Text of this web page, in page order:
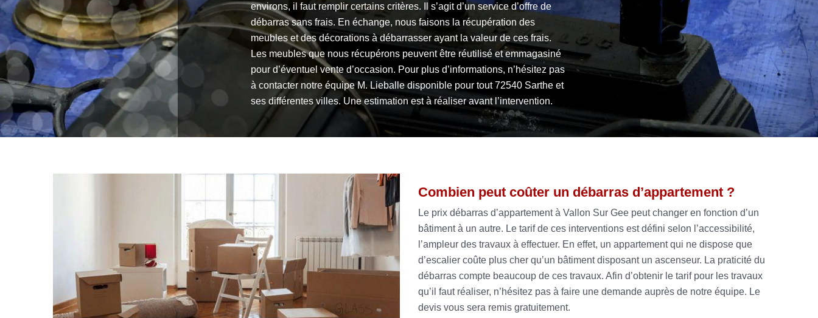
environs, il faut remplir certains critères. Il s’agit d’un service d’offre de
débarras sans frais. En échange, nous faisons la récupération des
meubles et des décorations à débarrasser ayant la valeur de ces frais.
Les meubles que nous récupérons peuvent être réutilisé et emmagasiné
pour d’éventuel vente d’occasion. Pour plus d’informations, n’hésitez pas
à contacter notre équipe M. Lieballe disponible pour tout 72540 Sarthe et
ses différentes villes. Une estimation est à réaliser avant l’intervention.
Combien peut coûter un débarras d’appartement ?
Le prix débarras d’appartement à Vallon Sur Gee peut changer en fonction d’un
bâtiment à un autre. Le tarif de ces interventions est défini selon l’accessibilité,
l’ampleur des travaux à effectuer. En effet, un appartement qui ne dispose que
d’escalier coûte plus cher qu’un bâtiment disposant un ascenseur. La praticité du
débarras compte beaucoup de ces travaux. Afin d’obtenir le tarif pour les travaux
qu’il faut réaliser, n’hésitez pas à faire une demande auprès de notre équipe. Le
devis vous sera remis gratuitement.